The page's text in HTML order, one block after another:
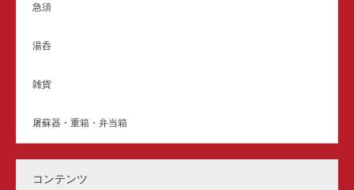
急須
湯呑
雑貨
屠蘇器・重箱・弁当箱
コンテンツ